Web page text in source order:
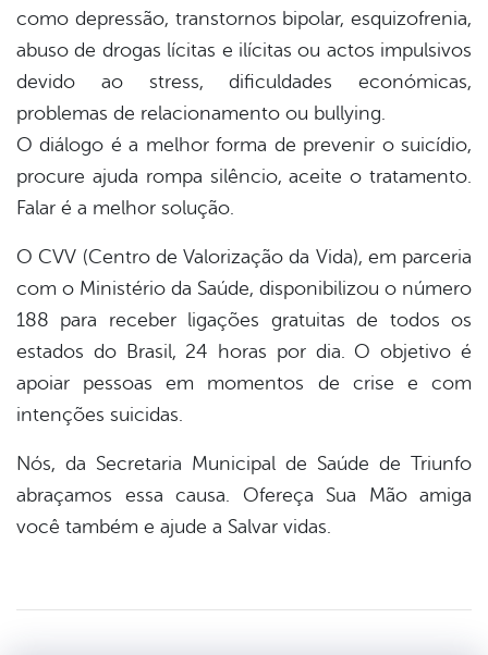
como depressão, transtornos bipolar, esquizofrenia,
abuso de drogas lícitas e ilícitas ou actos impulsivos
devido ao stress, dificuldades económicas,
problemas de relacionamento ou bullying.
O diálogo é a melhor forma de prevenir o suicídio,
procure ajuda rompa silêncio, aceite o tratamento.
Falar é a melhor solução.
O CVV (Centro de Valorização da Vida), em parceria
com o Ministério da Saúde, disponibilizou o número
188 para receber ligações gratuitas de todos os
estados do Brasil, 24 horas por dia. O objetivo é
apoiar pessoas em momentos de crise e com
intenções suicidas.
Nós, da Secretaria Municipal de Saúde de Triunfo
abraçamos essa causa. Ofereça Sua Mão amiga
você também e ajude a Salvar vidas.